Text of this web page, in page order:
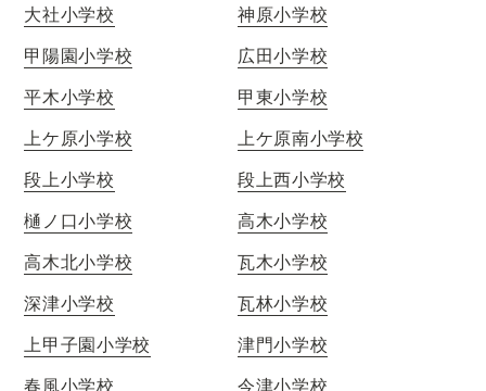
大社小学校
神原小学校
甲陽園小学校
広田小学校
平木小学校
甲東小学校
上ケ原小学校
上ケ原南小学校
段上小学校
段上西小学校
樋ノ口小学校
高木小学校
高木北小学校
瓦木小学校
深津小学校
瓦林小学校
上甲子園小学校
津門小学校
春風小学校
今津小学校